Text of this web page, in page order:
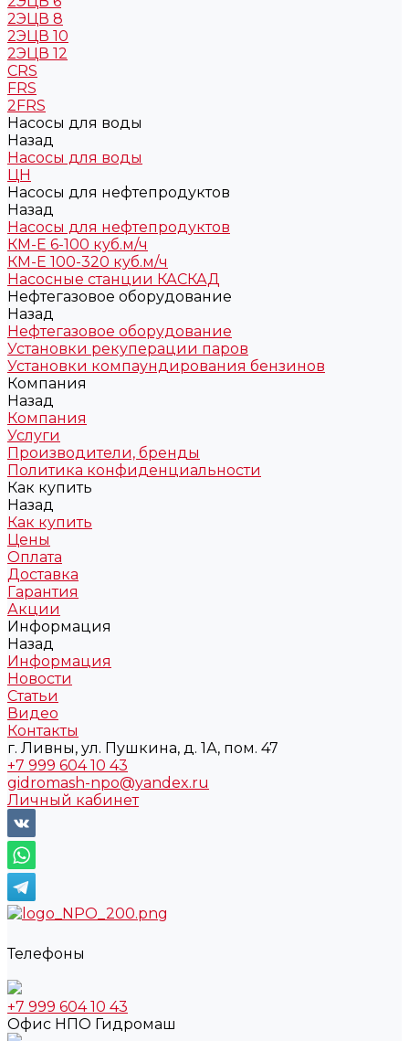
2ЭЦВ 8
2ЭЦВ 10
2ЭЦВ 12
CRS
FRS
2FRS
Насосы для воды
Назад
Насосы для воды
ЦН
Насосы для нефтепродуктов
Назад
Насосы для нефтепродуктов
КМ-Е 6-100 куб.м/ч
КМ-Е 100-320 куб.м/ч
Насосные станции КАСКАД
Нефтегазовое оборудование
Назад
Нефтегазовое оборудование
Установки рекуперации паров
Установки компаундирования бензинов
Компания
Назад
Компания
Услуги
Производители, бренды
Политика конфиденциальности
Как купить
Назад
Как купить
Цены
Оплата
Доставка
Гарантия
Акции
Информация
Назад
Информация
Новости
Статьи
Видео
Контакты
г. Ливны, ул. Пушкина, д. 1А, пом. 47
+7 999 604 10 43
gidromash-npo@yandex.ru
Личный кабинет
Телефоны
+7 999 604 10 43
Офис НПО Гидромаш